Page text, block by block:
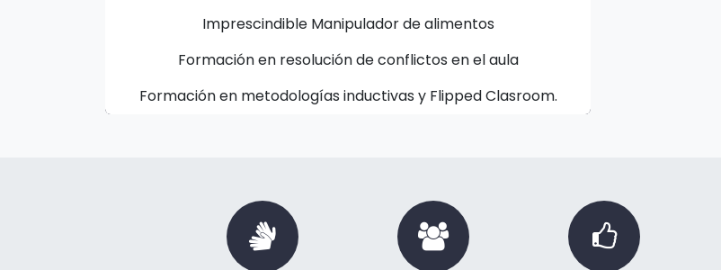
Imprescindible Manipulador de alimentos
Formación en resolución de conflictos en el aula
Formación en metodologías inductivas y Flipped Clasroom.